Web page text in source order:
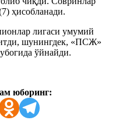
ҳисобланади.
лигаси умумий
шунингдек, «ПСЖ»
ўйнайди.
юборинг: